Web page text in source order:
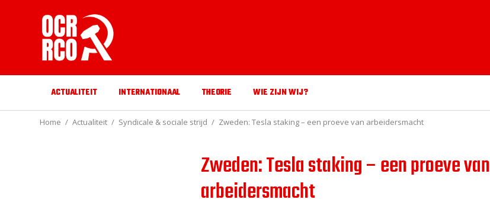
ACTUALITEIT INTERNATIONAAL THEORIE WIE ZIJN WIJ?
Home Actualiteit Syndicale & sociale strijd Zweden: Tesla staking – een proeve van arbeidersmacht
Zweden: Tesla staking – een proeve van
arbeidersmacht